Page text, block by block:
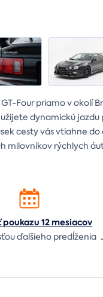
Four priamo v okolí
dynamickú
cesty vás vtiahne
milovníkov rýchlych
12 mesiacov
ďalšieho predĺženia